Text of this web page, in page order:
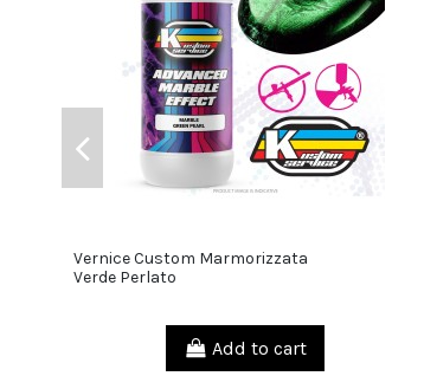
Vernice Custom Marmorizzata
Verde Perlato
Add to cart